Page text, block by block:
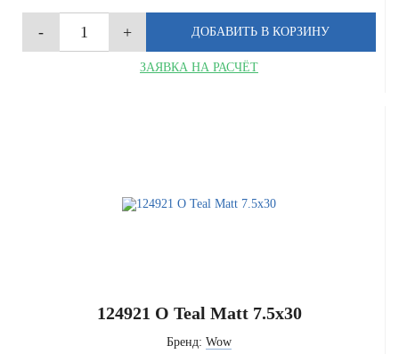
ЗАЯВКА НА РАСЧЁТ
124921 O Teal Matt 7.5x30
Бренд: Wow